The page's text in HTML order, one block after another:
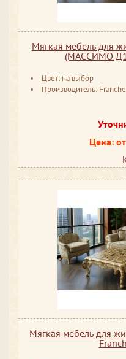
Мягкая мебель для
(МАССИМО
Цвет: на выбор
Производитель:
Цена:
Мягкая мебель для